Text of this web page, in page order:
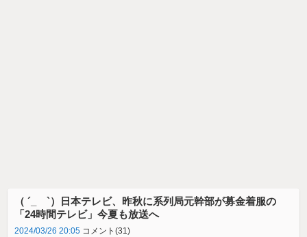
（ ´_ゝ`）日本テレビ、昨秋に系列局元幹部が募金着服の
「24時間テレビ」今夏も放送へ
2024/03/26 20:05 コメント(31)